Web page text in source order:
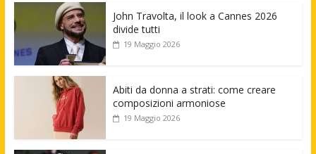
John Travolta, il look a Cannes 2026
divide tutti
19 Maggio 2026
Abiti da donna a strati: come creare
composizioni armoniose
19 Maggio 2026